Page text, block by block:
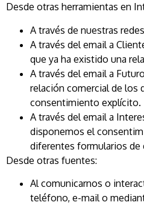
Desde otras herramientas en
A través de nuestras
A través del email a
que ya ha existido una
A través del email a
relación comercial de los
consentimiento explícito.
A través del email a
disponemos el
diferentes formularios de
Desde otras fuentes:
Al comunicarnos o
teléfono, e-mail o